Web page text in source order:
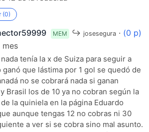
(0)
MEM ↪ josesegura· (0 p)
mes
tenía la x de Suiza para seguir a
ganó que lástima por 1 gol se quedó de
no se cobrará nada si ganan
Brasil los de 10 ya no cobran según la
la quiniela en la página Eduardo
aunque tengas 12 no cobras ni 30
a ver si se cobra sino mal asunto.